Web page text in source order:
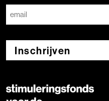
Inschrijven